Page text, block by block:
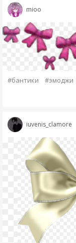
mioo
#бантики #эмоджи
iuvenis_clamore